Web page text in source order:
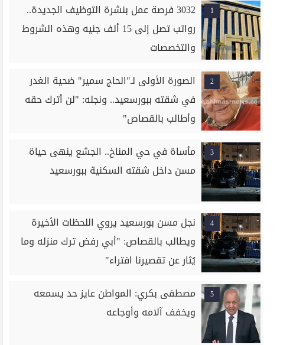
1
3032 فرصة عمل بنشرة التوظيف الجديدة..
رواتب تصل إلى 15 ألف جنيه وهذه الشروط
والتخصصات
2
الصورة الأولى لـ"الحاج سمير" ضحية الغدر
في شقته ببورسعيد.. ونجله: "لن أترك حقه
وأطالب بالقصاص"
3
مأساة في حي المناخ.. الجشع ينهى حياة
مسن داخل شقته السكنية ببورسعيد
4
نجل مسن بورسعيد يروي اللحظات الأخيرة
ويطالب بالقصاص: "أبي رفض ترك منزله وما
يُثار عن تقصيرنا افتراء"
5
مصطفى بكري: المواطن عايز حد يسمعه
ويخفف آلامه وأوجاعه